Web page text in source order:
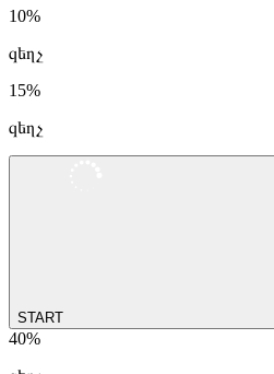
10%
զեղչ
15%
զեղչ
START
40%